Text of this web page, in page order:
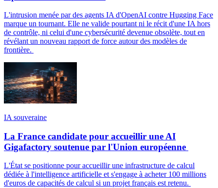
L'intrusion menée par des agents IA d'OpenAI contre Hugging Face
marque un tournant. Elle ne valide pourtant ni le récit d'une IA hors
de contrôle, ni celui d'une cybersécurité devenue obsolète, tout en
révélant un nouveau rapport de force autour des modèles de
frontière.
IA souveraine
La France candidate pour accueillir une AI
Gigafactory soutenue par l'Union européenne
L'État se positionne pour accueillir une infrastructure de calcul
dédiée à l'intelligence artificielle et s'engage à acheter 100 millions
d'euros de capacités de calcul si un projet français est retenu.